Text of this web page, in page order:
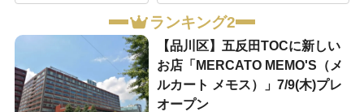
ランキング2
【品川区】五反田TOCに新しい
お店「MERCATO MEMO'S（メ
ルカート メモス）」7/9(木)プレ
オープン